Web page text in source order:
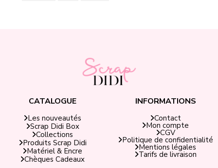
CATALOGUE
Les nouveautés
Scrap Didi Box
Collections
Produits Scrap Didi
Matériel & Encre
Chèques Cadeaux
INFORMATIONS
Contact
Mon compte
CGV
Politique de confidentialité
Mentions légales
Tarifs de livraison